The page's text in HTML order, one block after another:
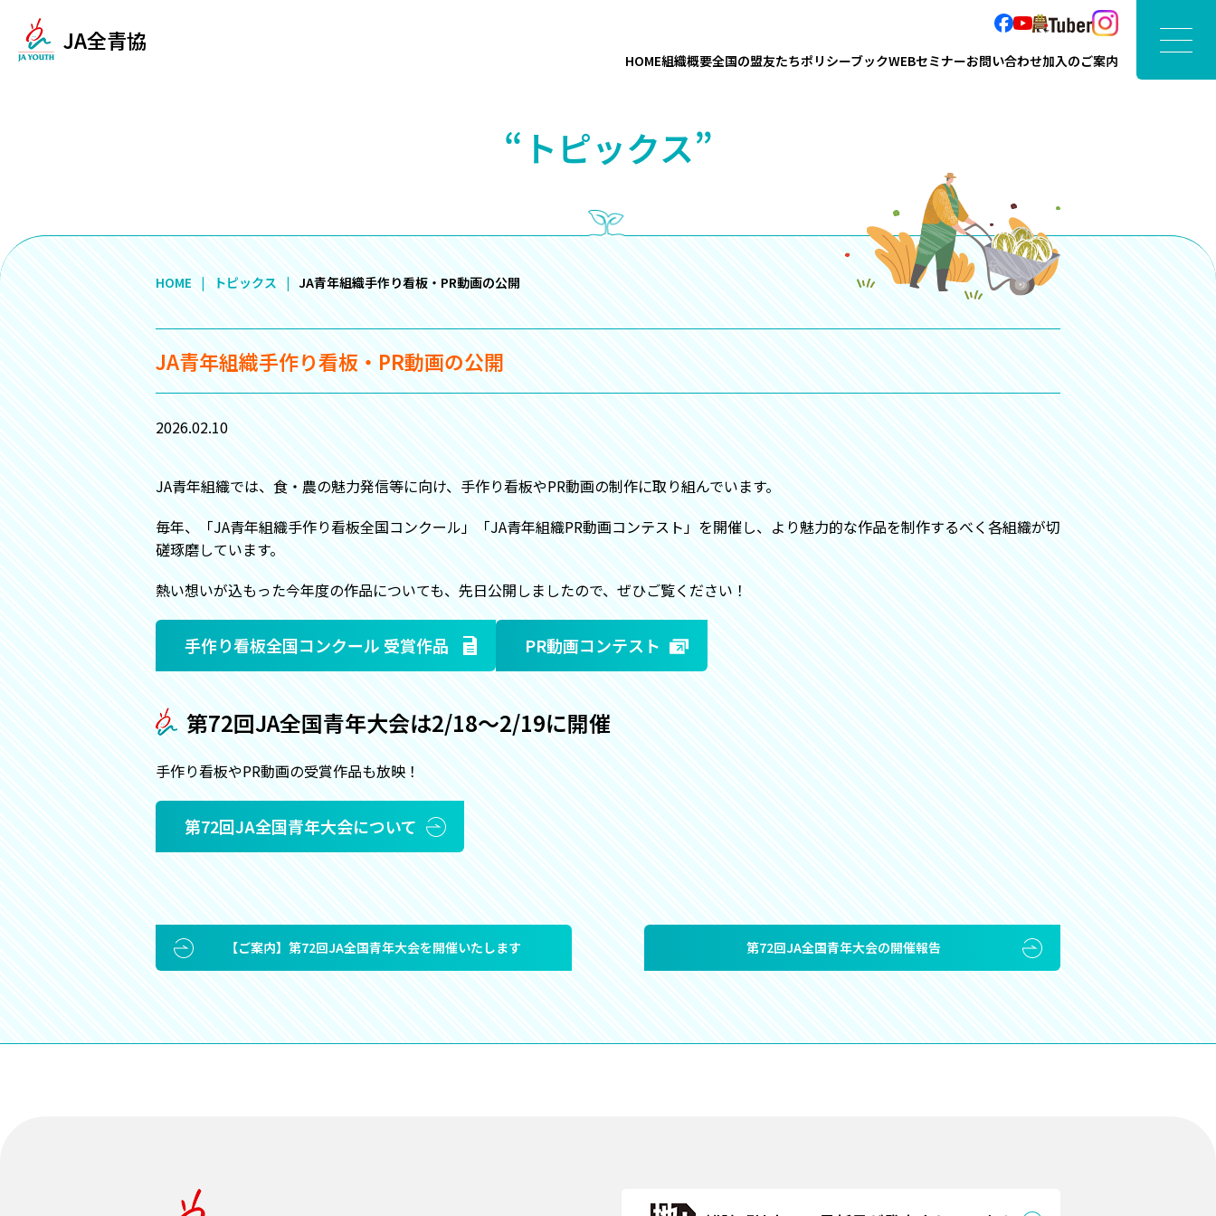
JA全青協
HOME組織概要全国の盟友たちポリシーブックWEBセミナーお問い合わせ加入のご案内
“トピックス”
HOME トピックス JA青年組織手作り看板・PR動画の公開
JA青年組織手作り看板・PR動画の公開
2026.02.10
JA青年組織では、食・農の魅力発信等に向け、手作り看板やPR動画の制作に取り組んでいます。
毎年、「JA青年組織手作り看板全国コンクール」「JA青年組織PR動画コンテスト」を開催し、より魅力的な作品を制作するべく各組織が切
磋琢磨しています。
熱い想いが込もった今年度の作品についても、先日公開しましたので、ぜひご覧ください！
手作り看板全国コンクール 受賞作品 PR動画コンテスト
第72回JA全国青年大会は2/18～2/19に開催
手作り看板やPR動画の受賞作品も放映！
第72回JA全国青年大会について
【ご案内】第72回JA全国青年大会を開催いたします 第72回JA全国青年大会の開催報告